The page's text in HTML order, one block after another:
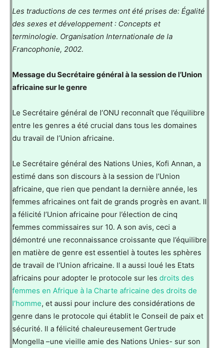
Les traductions de ces termes ont été prises de: Égalité
des sexes et développement : Concepts et
terminologie. Organisation Internationale de la
Francophonie, 2002.
Message du Secrétaire général à la session de l’Union
africaine sur le genre
Le Secrétaire général de l’ONU reconnaît que l’équilibre
entre les genres a été crucial dans tous les domaines
du travail de l’Union africaine.
Le Secrétaire général des Nations Unies, Kofi Annan, a
estimé dans son discours à la session de l’Union
africaine, que rien que pendant la dernière année, les
femmes africaines ont fait de grands progrès en avant. Il
a félicité l’Union africaine pour l’élection de cinq
femmes commissaires sur 10. A son avis, ceci a
démontré une reconnaissance croissante que l’équilibre
en matière de genre est essentiel à toutes les sphères
de travail de l’Union africaine. Il a aussi loué les Etats
africains pour adopter le protocole sur les droits des
femmes en Afrique à la Charte africaine des droits de
l’homme, et aussi pour inclure des considérations de
genre dans le protocole qui établit le Conseil de paix et
sécurité. Il a félicité chaleureusement Gertrude
Mongella –une vieille amie des Nations Unies- sur son